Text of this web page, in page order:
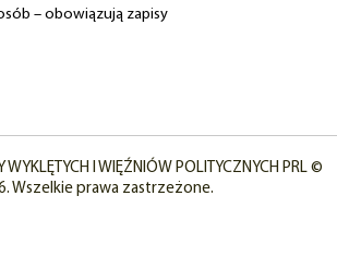
– obowiązują zapisy
I WIĘŹNIÓW POLITYCZNYCH PRL ©
Wszelkie prawa zastrzeżone.